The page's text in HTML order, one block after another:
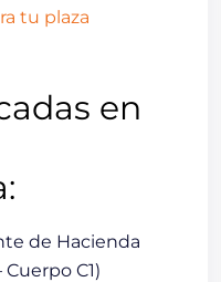
tu plaza
en
de Hacienda
C1)